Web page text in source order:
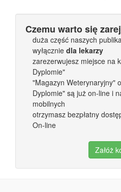
Czemu warto się
duża część naszych
wyłącznie dla lekarzy
zarezerwujesz miejsce na
Dyplomie"
"Magazyn Weterynaryjny"
Dyplomie" są już on-line i
mobilnych
otrzymasz bezpłatny
On-line
Załóż